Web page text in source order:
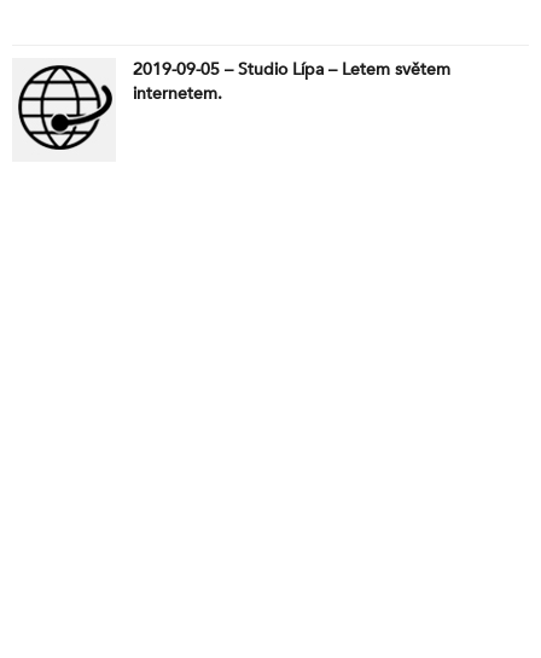
2019-09-05 – Studio Lípa – Letem světem
internetem.